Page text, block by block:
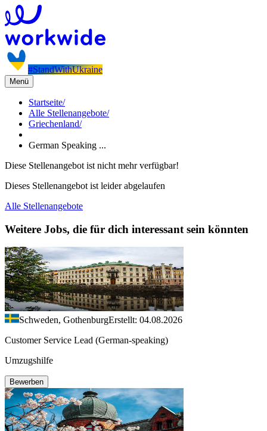
#StandWithUkraine
Menü
Startseite/
Alle Stellenangebote/
Griechenland/
German Speaking ...
Diese Stellenangebot ist nicht mehr verfügbar!
Dieses Stellenangebot ist leider abgelaufen
Alle Stellenangebote
Weitere Jobs, die für dich interessant sein könnten
Schweden, GothenburgErstellt: 04.08.2026
Customer Service Lead (German-speaking)
Umzugshilfe
Bewerben